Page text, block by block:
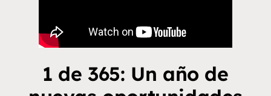
1 de 365: Un año de